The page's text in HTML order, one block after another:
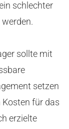
schlechter
sollte mit
setzen
Kosten für das
erzielte